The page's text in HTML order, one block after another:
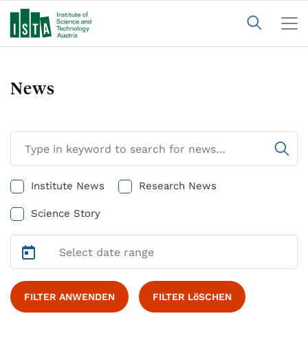
News
Institute News Research News
Science Story
FILTER ANWENDEN FILTER LöSCHEN